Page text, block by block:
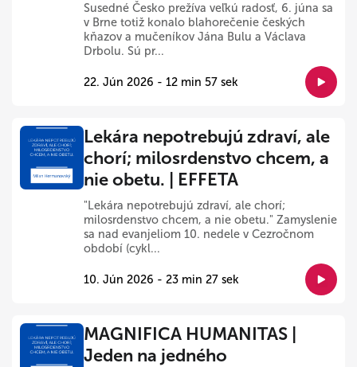
Susedné Česko prežíva veľkú radosť, 6. júna sa
v Brne totiž konalo blahorečenie českých
kňazov a mučeníkov Jána Bulu a Václava
Drbolu. Sú pr...
22. Jún 2026 - 12 min 57 sek
Lekára nepotrebujú zdraví, ale
chorí; milosrdenstvo chcem, a
nie obetu. | EFFETA
"Lekára nepotrebujú zdraví, ale chorí;
milosrdenstvo chcem, a nie obetu." Zamyslenie
sa nad evanjeliom 10. nedele v Cezročnom
období (cykl...
10. Jún 2026 - 23 min 27 sek
MAGNIFICA HUMANITAS |
Jeden na jedného